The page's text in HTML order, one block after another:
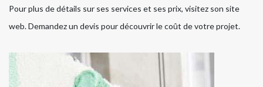
Pour plus de détails sur ses services et ses prix, visitez son site
web. Demandez un devis pour découvrir le coût de votre projet.